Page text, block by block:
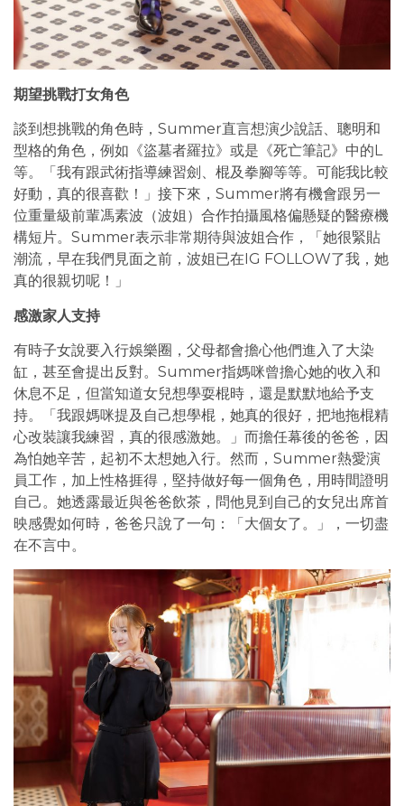
期望挑戰打女角色
談到想挑戰的角色時，Summer直言想演少說話、聰明和
型格的角色，例如《盜墓者羅拉》或是《死亡筆記》中的L
等。「我有跟武術指導練習劍、棍及拳腳等等。可能我比較
好動，真的很喜歡！」接下來，Summer將有機會跟另一
位重量級前輩馮素波（波姐）合作拍攝風格偏懸疑的醫療機
構短片。Summer表示非常期待與波姐合作，「她很緊貼
潮流，早在我們見面之前，波姐已在IG FOLLOW了我，她
真的很親切呢！」
感激家人支持
有時子女說要入行娛樂圈，父母都會擔心他們進入了大染
缸，甚至會提出反對。Summer指媽咪曾擔心她的收入和
休息不足，但當知道女兒想學耍棍時，還是默默地給予支
持。「我跟媽咪提及自己想學棍，她真的很好，把地拖棍精
心改裝讓我練習，真的很感激她。」而擔任幕後的爸爸，因
為怕她辛苦，起初不太想她入行。然而，Summer熱愛演
員工作，加上性格捱得，堅持做好每一個角色，用時間證明
自己。她透露最近與爸爸飲茶，問他見到自己的女兒出席首
映感覺如何時，爸爸只說了一句：「大個女了。」，一切盡
在不言中。